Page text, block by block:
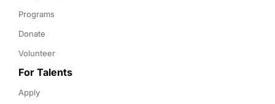
Programs
Donate
Volunteer
For Talents
Apply